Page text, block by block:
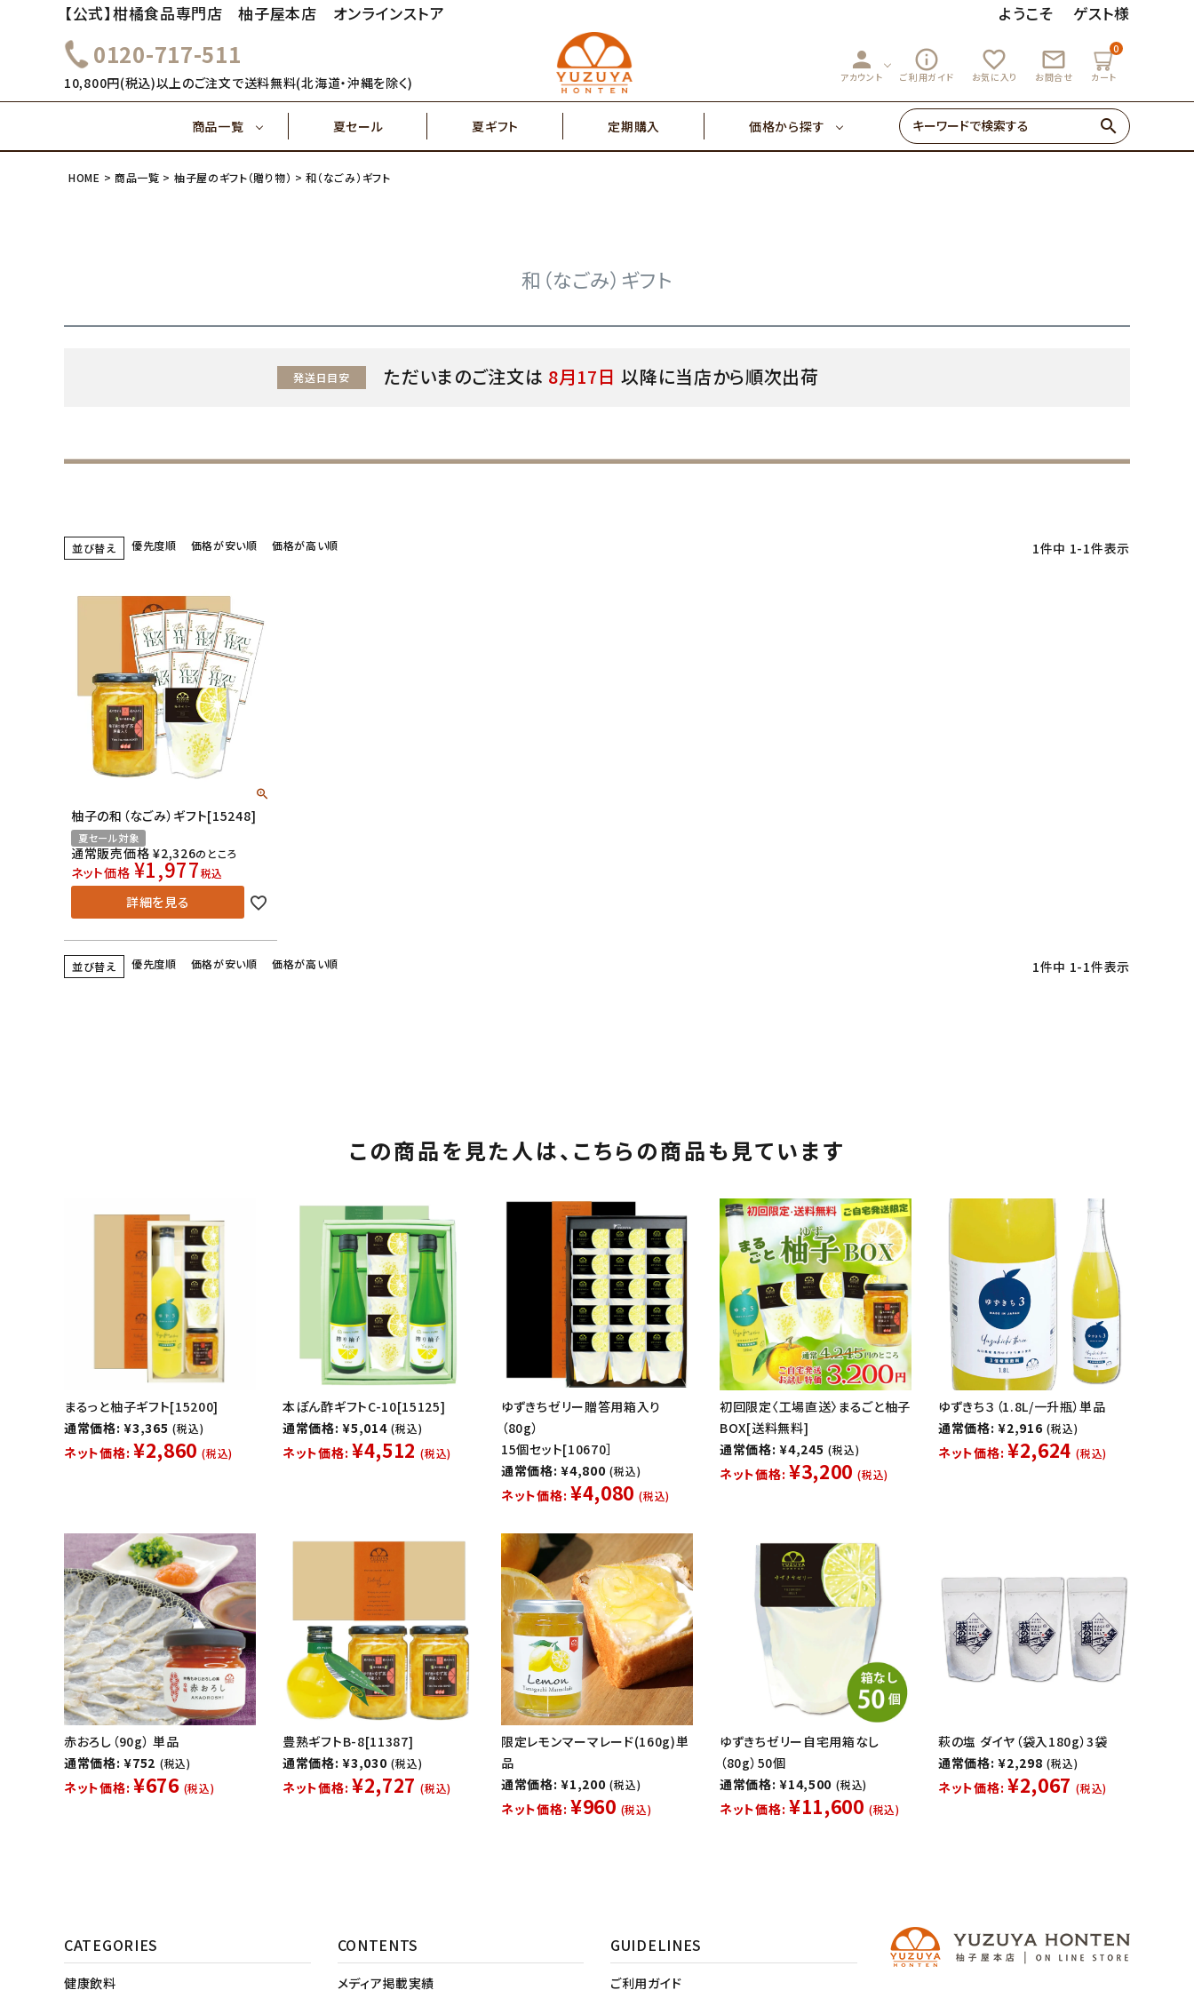
【公式】柑橘食品専門店 柚子屋本店 オンラインストア ようこそ ゲスト様
0120-717-511
10,800円(税込)以上のご注文で送料無料(北海道・沖縄を除く)
person
アカウント
info_outline
ご利用ガイド
favorite_outline
お気に入り
mail_outline
お問合せ
0
カート
商品一覧
その他特産品 ポスト投函商品
夏セール 夏ギフト 定期購入 価格から探す search
健康飲料 マーマレード
搾り果汁100％ 辛味調味料・塩 ゼリー・あめ
～1,000円 2,000円～ 3,000円～
5,000円～ 7,000円～
HOME 商品一覧 柚子屋のギフト（贈り物） 和（なごみ）ギフト
和（なごみ）ギフト
発送日目安 ただいまのご注文は 8月17日 以降に当店から順次出荷
並び替え 優先度順 価格が安い順 価格が高い順 1件中 1-1件表示
柚子の和（なごみ）ギフト[15248]
夏セール対象
通常販売価格 ¥2,326のところ
ネット価格 ¥1,977税込
詳細を見る
並び替え 優先度順 価格が安い順 価格が高い順 1件中 1-1件表示
この商品を見た人は、 こちらの商品も見ています
まるっと柚子ギフト[15200]
通常価格: ¥3,365 (税込)
ネット価格: ¥2,860 (税込)
本ぽん酢ギフトC-10[15125]
通常価格: ¥5,014 (税込)
ネット価格: ¥4,512 (税込)
ゆずきちゼリー贈答用箱入り
（80g）
15個セット[10670］
通常価格: ¥4,800 (税込)
ネット価格: ¥4,080 (税込)
初回限定〈工場直送〉まるごと柚子
BOX[送料無料]
通常価格: ¥4,245 (税込)
ネット価格: ¥3,200 (税込)
ゆずきち３（1.8L/一升瓶）単品
通常価格: ¥2,916 (税込)
ネット価格: ¥2,624 (税込)
赤おろし（90g） 単品
通常価格: ¥752 (税込)
ネット価格: ¥676 (税込)
豊熟ギフトB-8[11387]
通常価格: ¥3,030 (税込)
ネット価格: ¥2,727 (税込)
限定レモンマーマレード(160g)単
品
通常価格: ¥1,200 (税込)
ネット価格: ¥960 (税込)
ゆずきちゼリー自宅用箱なし
（80g）50個
通常価格: ¥14,500 (税込)
ネット価格: ¥11,600 (税込)
萩の塩 ダイヤ（袋入180g）3袋
通常価格: ¥2,298 (税込)
ネット価格: ¥2,067 (税込)
CATEGORIES
健康飲料
CONTENTS
メディア掲載実績
GUIDELINES
ご利用ガイド